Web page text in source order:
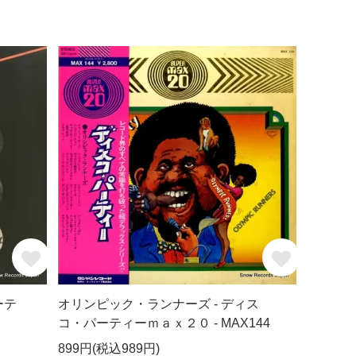
テ
オリンピック・ランナーズ - ディス
コ・パーティーｍａｘ２０ - MAX144
899円(税込989円)